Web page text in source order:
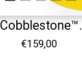
Cobblestone™.
€159,00